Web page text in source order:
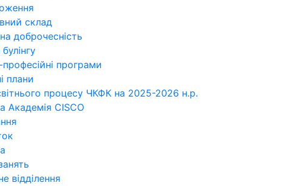
склад
доброчесність
професійні програми
плани
процесу ЧКФК на 2025-2026 н.р.
Академія CISCO
відділення